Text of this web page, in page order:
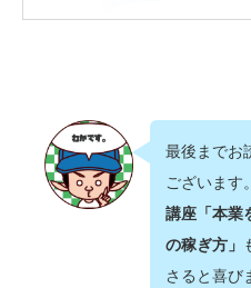
最後までお
ございます
講座「本業
の稼ぎ方」
さると喜び